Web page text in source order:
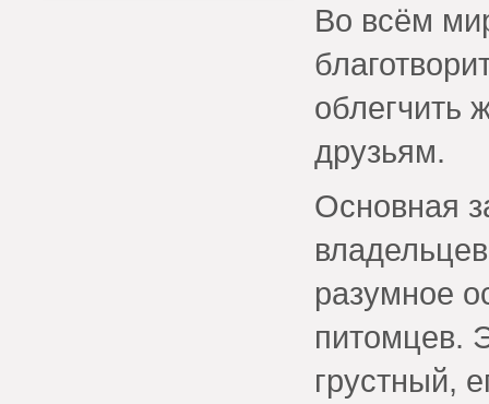
Во всём
облегчить
друзьям.
Основная
разумное
питомцев.
грустный,